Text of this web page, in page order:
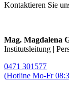
Kontaktieren Sie
Mag. Magdalena
Institutsleitung |
0471 301577
(Hotline Mo-Fr